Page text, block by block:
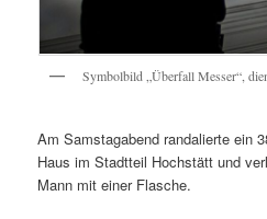
Symbolbild „Überfall Messer“,
Am Samstagabend randalierte ein
Haus im Stadtteil Hochstätt und
Mann mit einer Flasche.